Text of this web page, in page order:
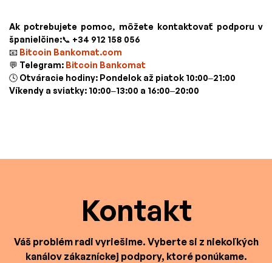
Ak potrebujete pomoc, môžete kontaktovať podporu v
španielčine:📞 +34 912 158 056
📧 Bitcoin Bankomat.com
💬 Telegram: Bitcoin Bankomat
🕓 Otváracie hodiny: Pondelok až piatok 10:00–21:00
Víkendy a sviatky: 10:00–13:00 a 16:00–20:00
Kontakt
Váš problém radi vyriešime. Vyberte si z niekoľkých
kanálov zákazníckej podpory, ktoré ponúkame.